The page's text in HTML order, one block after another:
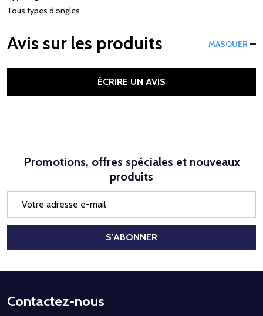
Tous types d’ongles
Avis sur les produits MASQUER
ÉCRIRE UN AVIS
Promotions, offres spéciales et nouveaux
produits
mail
S’ABONNER
Début
Contactez-nous